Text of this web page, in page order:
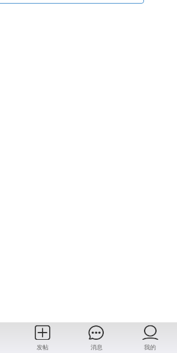
发帖 消息 我的